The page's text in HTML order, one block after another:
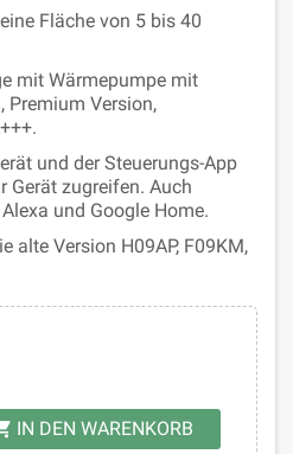
Fläche von 5 bis 40
mit Wärmepumpe mit
Premium Version,
und der Steuerungs-App
Gerät zugreifen. Auch
und Google Home.
alte Version H09AP, F09KM,
IN DEN WARENKORB